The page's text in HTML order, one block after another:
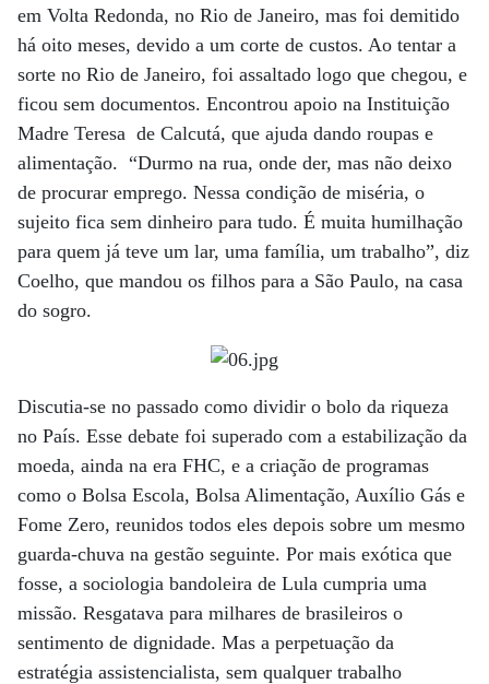
em Volta Redonda, no Rio de Janeiro, mas foi demitido
há oito meses, devido a um corte de custos. Ao tentar a
sorte no Rio de Janeiro, foi assaltado logo que chegou, e
ficou sem documentos. Encontrou apoio na Instituição
Madre Teresa de Calcutá, que ajuda dando roupas e
alimentação. “Durmo na rua, onde der, mas não deixo
de procurar emprego. Nessa condição de miséria, o
sujeito fica sem dinheiro para tudo. É muita humilhação
para quem já teve um lar, uma família, um trabalho”, diz
Coelho, que mandou os filhos para a São Paulo, na casa
do sogro.
Discutia-se no passado como dividir o bolo da riqueza
no País. Esse debate foi superado com a estabilização da
moeda, ainda na era FHC, e a criação de programas
como o Bolsa Escola, Bolsa Alimentação, Auxílio Gás e
Fome Zero, reunidos todos eles depois sobre um mesmo
guarda-chuva na gestão seguinte. Por mais exótica que
fosse, a sociologia bandoleira de Lula cumpria uma
missão. Resgatava para milhares de brasileiros o
sentimento de dignidade. Mas a perpetuação da
estratégia assistencialista, sem qualquer trabalho